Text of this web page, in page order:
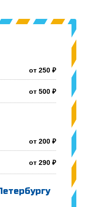
от 250 ₽
от 500 ₽
от 200 ₽
от 290 ₽